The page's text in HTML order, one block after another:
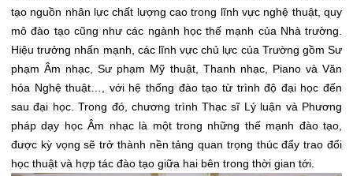
tạo nguồn nhân lực chất lượng cao trong lĩnh vực nghệ thuật, quy
mô đào tạo cũng như các ngành học thế mạnh của Nhà trường.
Hiệu trưởng nhấn mạnh, các lĩnh vực chủ lực của Trường gồm Sư
phạm Âm nhạc, Sư phạm Mỹ thuật, Thanh nhạc, Piano và Văn
hóa Nghệ thuật…, với hệ thống đào tạo từ trình độ đại học đến
sau đại học. Trong đó, chương trình Thạc sĩ Lý luận và Phương
pháp dạy học Âm nhạc là một trong những thế mạnh đào tạo,
được kỳ vọng sẽ trở thành nền tảng quan trọng thúc đẩy trao đổi
học thuật và hợp tác đào tạo giữa hai bên trong thời gian tới.